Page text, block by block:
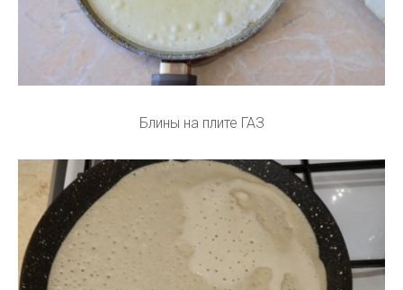
Блины на плите ГАЗ